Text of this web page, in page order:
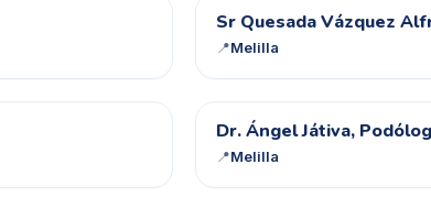
SQ
Sr Quesada Vázquez
📍Melilla
DÁ
Dr. Ángel Játiva,
📍Melilla